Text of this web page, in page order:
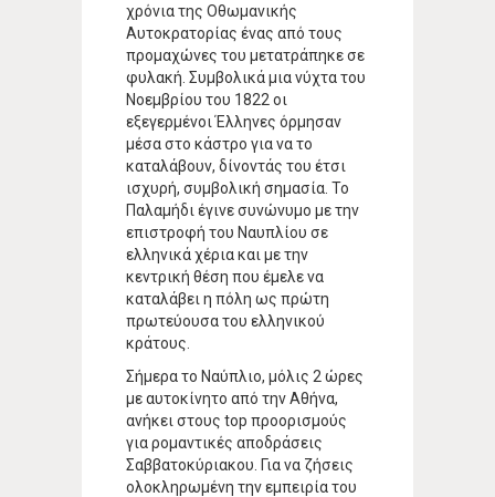
χρόνια της Οθωμανικής
Αυτοκρατορίας ένας από τους
προμαχώνες του μετατράπηκε σε
φυλακή. Συμβολικά μια νύχτα του
Νοεμβρίου του 1822 οι
εξεγερμένοι Έλληνες όρμησαν
μέσα στο κάστρο για να το
καταλάβουν, δίνοντάς του έτσι
ισχυρή, συμβολική σημασία. Το
Παλαμήδι έγινε συνώνυμο με την
επιστροφή του Ναυπλίου σε
ελληνικά χέρια και με την
κεντρική θέση που έμελε να
καταλάβει η πόλη ως πρώτη
πρωτεύουσα του ελληνικού
κράτους.
Σήμερα το Ναύπλιο, μόλις 2 ώρες
με αυτοκίνητο από την Αθήνα,
ανήκει στους top προορισμούς
για ρομαντικές αποδράσεις
Σαββατοκύριακου. Για να ζήσεις
ολοκληρωμένη την εμπειρία του